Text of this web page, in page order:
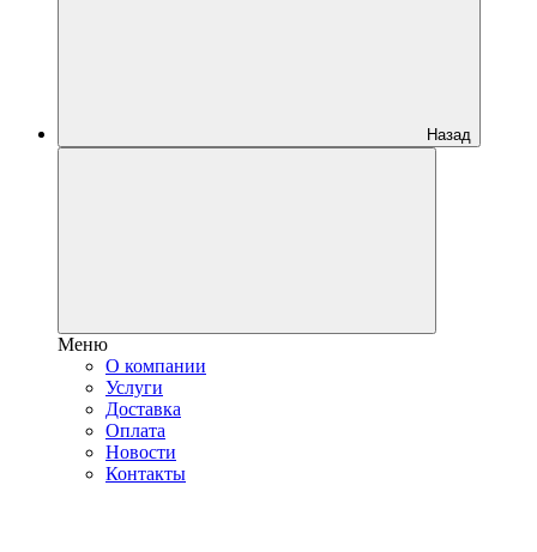
Назад
Меню
О компании
Услуги
Доставка
Оплата
Новости
Контакты